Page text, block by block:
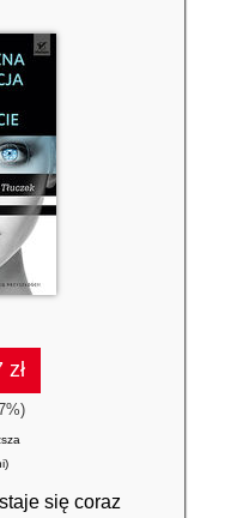
staje się coraz